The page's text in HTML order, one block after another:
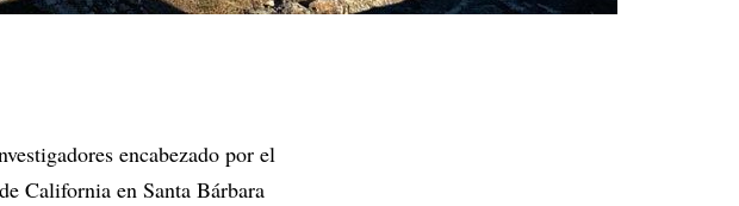
encabezado por el
California en Santa Bárbara